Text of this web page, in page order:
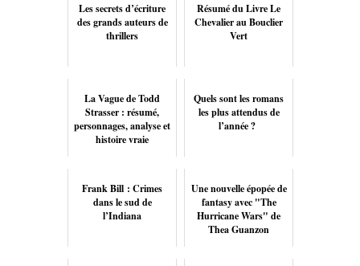
Les secrets d’écriture
des grands auteurs de
thrillers
Résumé du Livre Le
Chevalier au Bouclier
Vert
La Vague de Todd
Strasser : résumé,
personnages, analyse et
histoire vraie
Quels sont les romans
les plus attendus de
l’année ?
Frank Bill : Crimes
dans le sud de
l’Indiana
Une nouvelle épopée de
fantasy avec "The
Hurricane Wars" de
Thea Guanzon